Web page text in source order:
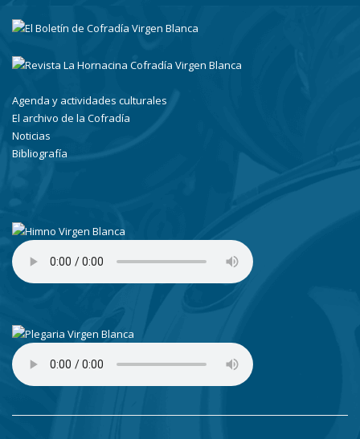
Agenda y actividades culturales
El archivo de la Cofradía
Noticias
Bibliografía